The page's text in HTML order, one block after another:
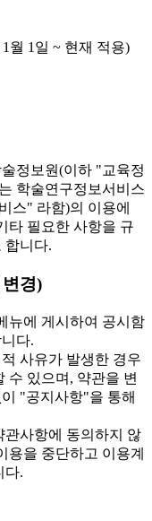
월 1일 ~ 현재 적용)
정보원(이하 "교육정
학술연구정보서비스
스" 라함)의 이용에
타 필요한 사항을 규
합니다.
경)
뉴에 게시하여 공시함
다.
사유가 발생한 경우
수 있으며, 약관을 변
"공지사항"을 통해
사항에 동의하지 않
용을 중단하고 이용계
다.